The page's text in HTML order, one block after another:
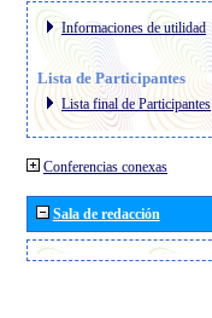
Informaciones de utilidad
Lista de Participantes
Lista final de Participantes
Conferencias conexas
Sala de redacción